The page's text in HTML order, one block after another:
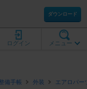
ダウンロード
メニュー
ログイン
備手帳 外装 エアロパー